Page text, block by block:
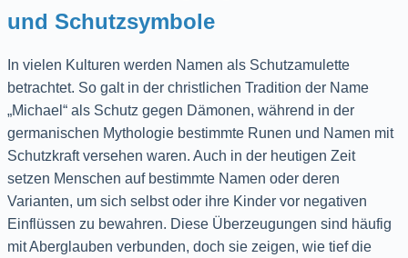
und Schutzsymbole
In vielen Kulturen werden Namen als Schutzamulette
betrachtet. So galt in der christlichen Tradition der Name
„Michael“ als Schutz gegen Dämonen, während in der
germanischen Mythologie bestimmte Runen und Namen mit
Schutzkraft versehen waren. Auch in der heutigen Zeit
setzen Menschen auf bestimmte Namen oder deren
Varianten, um sich selbst oder ihre Kinder vor negativen
Einflüssen zu bewahren. Diese Überzeugungen sind häufig
mit Aberglauben verbunden, doch sie zeigen, wie tief die